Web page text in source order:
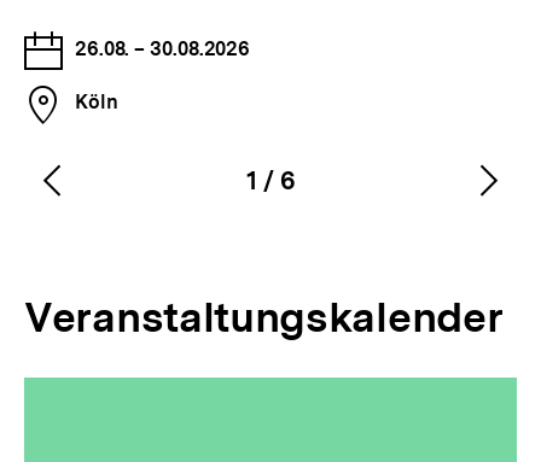
Datum
der
Veranstaltung
26.08. – 30.08.2026
Ort
Köln
Karussellinhalt
1
von
/ 6
Vorherigen
Veranstaltungskalender